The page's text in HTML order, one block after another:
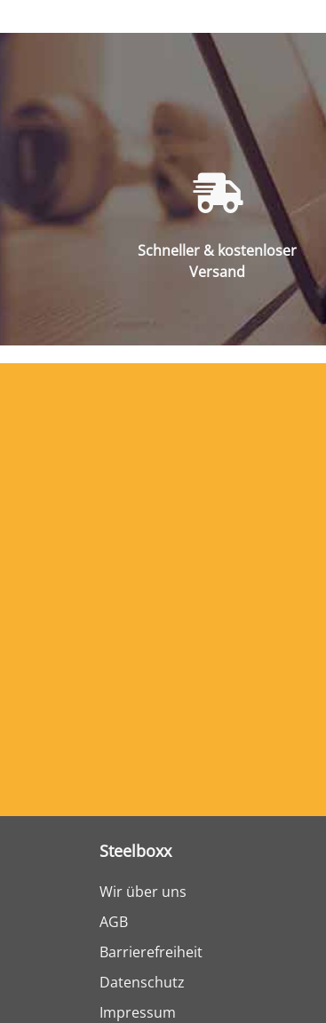
Schneller & kostenloser
Versand
Steelboxx
Wir über uns
AGB
Barrierefreiheit
Datenschutz
Impressum